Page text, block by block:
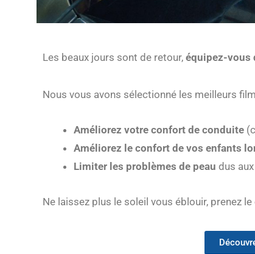
Les beaux jours sont de retour, équipez-vous
Nous vous avons sélectionné les meilleurs
Améliorez votre confort de conduite
Améliorez le confort de vos enfants
Limiter les problèmes de peau dus
Ne laissez plus le soleil vous éblouir, prenez